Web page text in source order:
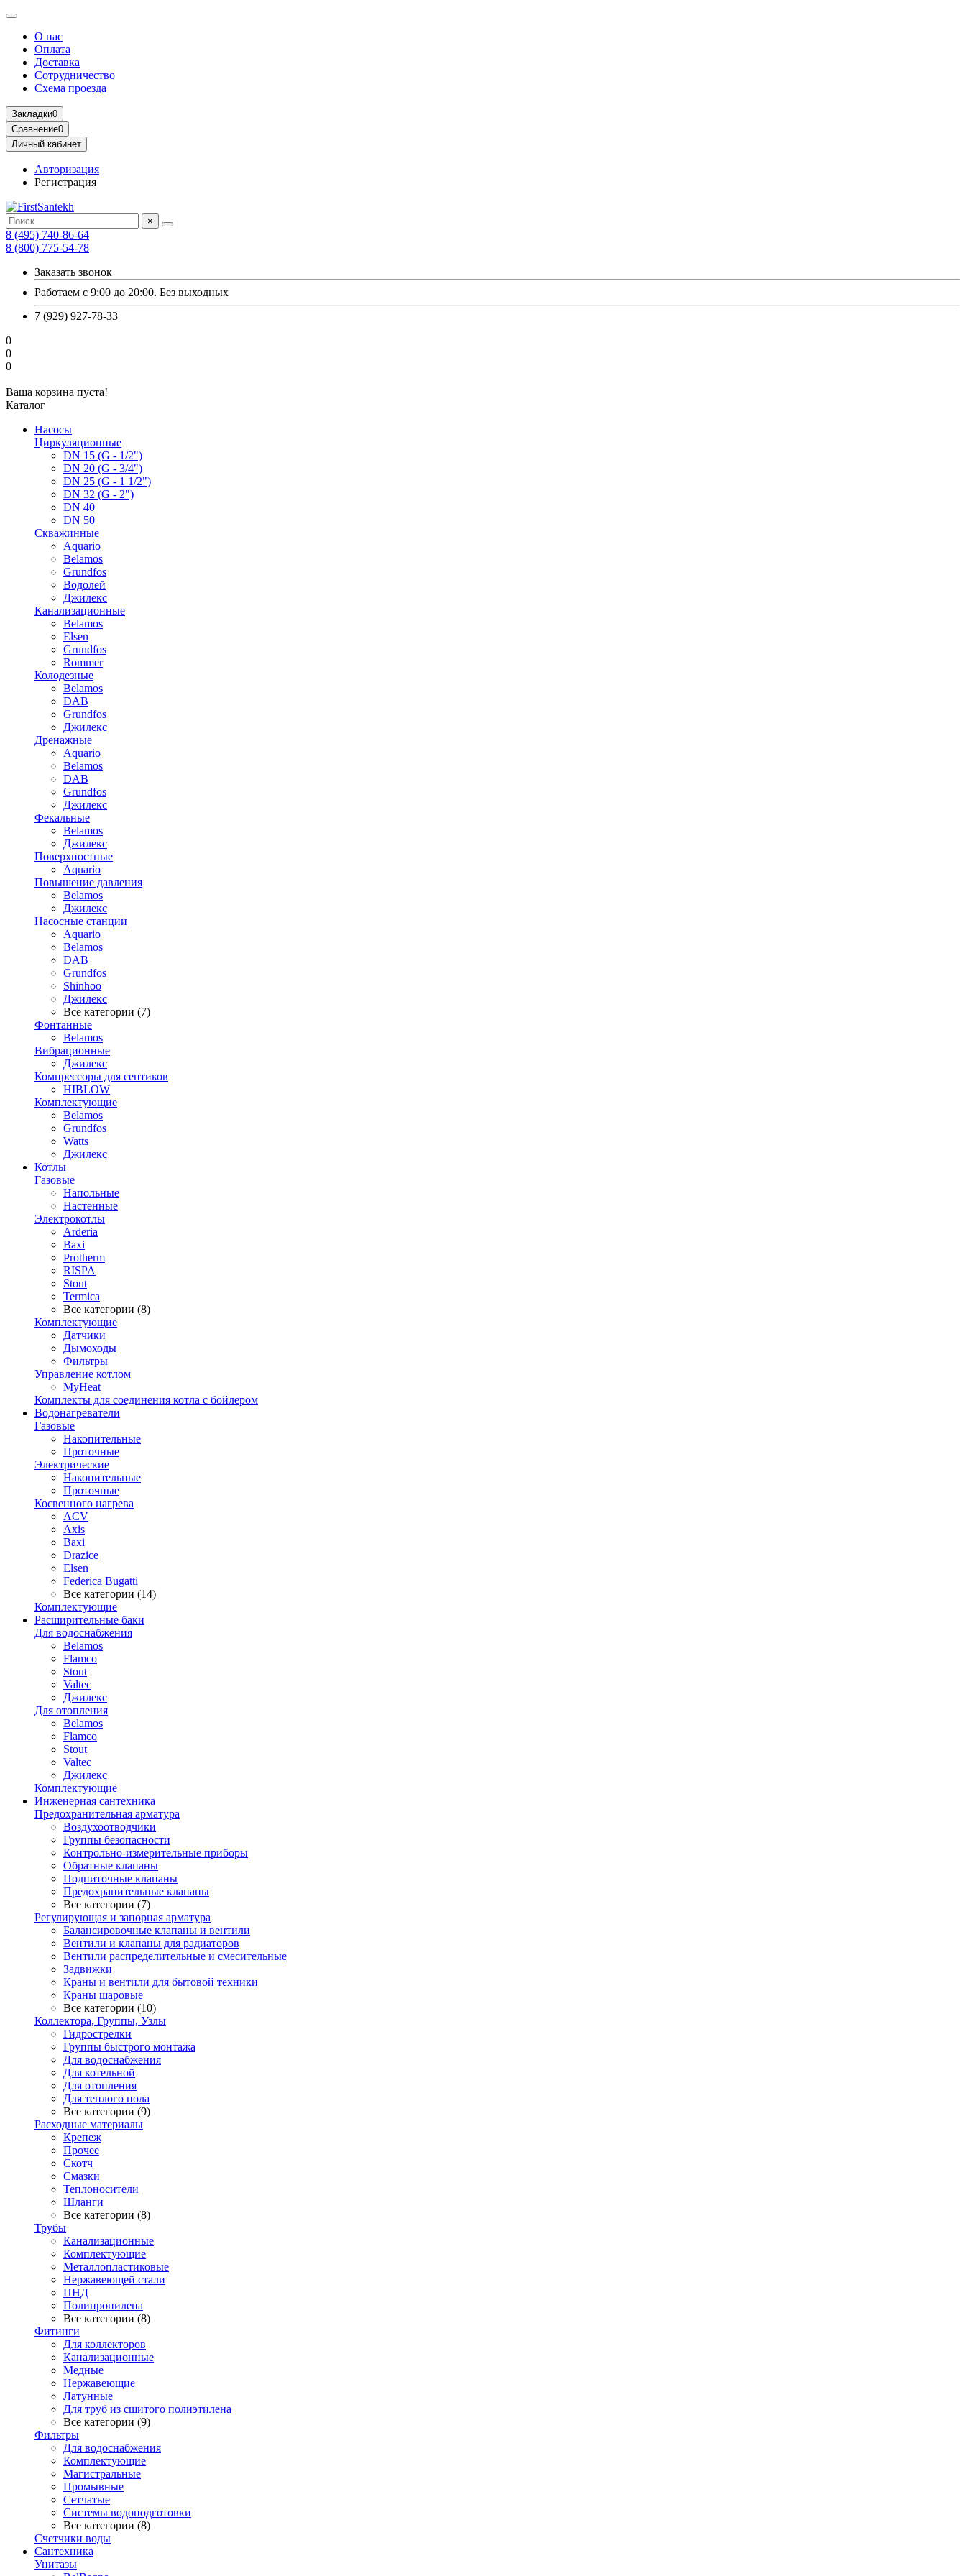
О нас
Оплата
Доставка
Сотрудничество
Схема проезда
Закладки0
Сравнение0
Личный кабинет
Авторизация
Регистрация
×
8 (495) 740-86-64
8 (800) 775-54-78
Заказать звонок
Работаем с 9:00 до 20:00. Без выходных
7 (929) 927-78-33
0
0
0
Ваша корзина пуста!
Каталог
Насосы
Циркуляционные
DN 15 (G - 1/2")
DN 20 (G - 3/4")
DN 25 (G - 1 1/2")
DN 32 (G - 2")
DN 40
DN 50
Скважинные
Aquario
Belamos
Grundfos
Водолей
Джилекс
Канализационные
Belamos
Elsen
Grundfos
Rommer
Колодезные
Belamos
DAB
Grundfos
Джилекс
Дренажные
Aquario
Belamos
DAB
Grundfos
Джилекс
Фекальные
Belamos
Джилекс
Поверхностные
Aquario
Повышение давления
Belamos
Джилекс
Насосные станции
Aquario
Belamos
DAB
Grundfos
Shinhoo
Джилекс
Все категории (7)
Фонтанные
Belamos
Вибрационные
Джилекс
Компрессоры для септиков
HIBLOW
Комплектующие
Belamos
Grundfos
Watts
Джилекс
Котлы
Газовые
Напольные
Настенные
Электрокотлы
Arderia
Baxi
Protherm
RISPA
Stout
Termica
Все категории (8)
Комплектующие
Датчики
Дымоходы
Фильтры
Управление котлом
MyHeat
Комплекты для соединения котла с бойлером
Водонагреватели
Газовые
Накопительные
Проточные
Электрические
Накопительные
Проточные
Косвенного нагрева
ACV
Axis
Baxi
Drazice
Elsen
Federica Bugatti
Все категории (14)
Комплектующие
Расширительные баки
Для водоснабжения
Belamos
Flamco
Stout
Valtec
Джилекс
Для отопления
Belamos
Flamco
Stout
Valtec
Джилекс
Комплектующие
Инженерная сантехника
Предохранительная арматура
Воздухоотводчики
Группы безопасности
Контрольно-измерительные приборы
Обратные клапаны
Подпиточные клапаны
Предохранительные клапаны
Все категории (7)
Регулирующая и запорная арматура
Балансировочные клапаны и вентили
Вентили и клапаны для радиаторов
Вентили распределительные и смесительные
Задвижки
Краны и вентили для бытовой техники
Краны шаровые
Все категории (10)
Коллектора, Группы, Узлы
Гидрострелки
Группы быстрого монтажа
Для водоснабжения
Для котельной
Для отопления
Для теплого пола
Все категории (9)
Расходные материалы
Крепеж
Прочее
Скотч
Смазки
Теплоносители
Шланги
Все категории (8)
Трубы
Канализационные
Комплектующие
Металлопластиковые
Нержавеющей стали
ПНД
Полипропилена
Все категории (8)
Фитинги
Для коллекторов
Канализационные
Медные
Нержавеющие
Латунные
Для труб из сшитого полиэтилена
Все категории (9)
Фильтры
Для водоснабжения
Комплектующие
Магистральные
Промывные
Сетчатые
Системы водоподготовки
Все категории (8)
Счетчики воды
Сантехника
Унитазы